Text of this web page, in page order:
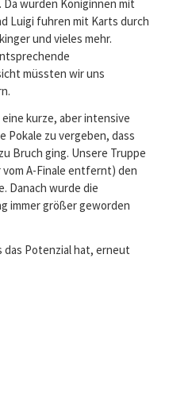
wurden Königinnen mit
Luigi fuhren mit Karts durch
und vieles mehr.
müssten wir uns
kurze, aber intensive
Pokale zu vergeben, dass
Bruch ging. Unsere Truppe
A-Finale entfernt) den
Danach wurde die
immer größer geworden
das Potenzial hat, erneut